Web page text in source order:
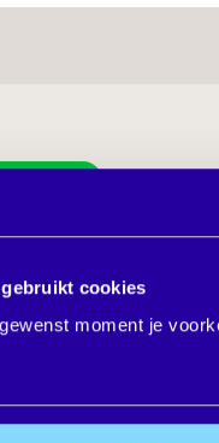
cookies
moment je
van
die